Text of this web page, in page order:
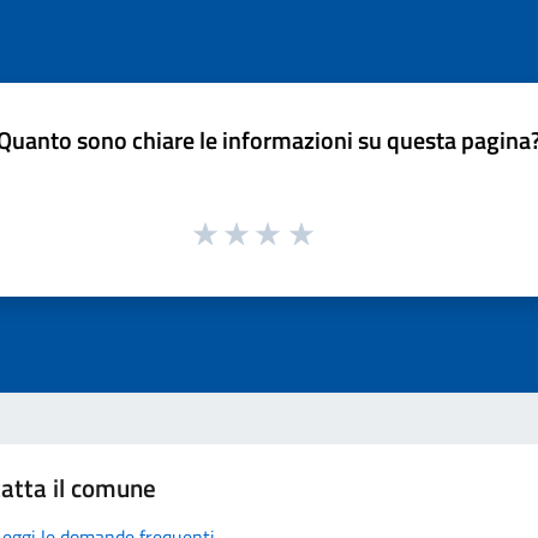
sono chiare le informazioni su questa
il comune